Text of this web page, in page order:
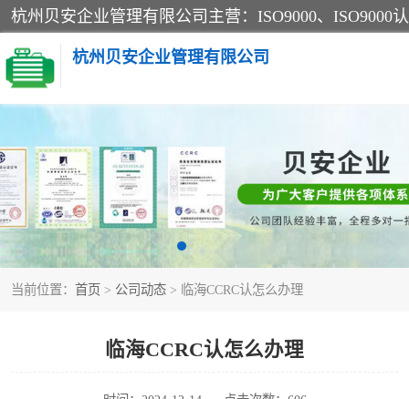
杭州贝安企业管理有限公司
当前位置： 首页 > 公司动态 > 临海CCRC认怎么办理
临海CCRC认怎么办理
CE认证
SA认证
OHSAS18001认证
45001认证